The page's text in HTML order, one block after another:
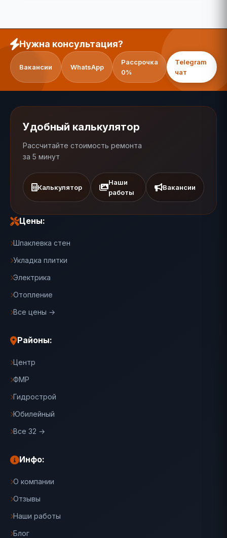
Нужна консультация?
Вакансии WhatsApp
Рассрочка
0%
Telegram
чат
Удобный калькулятор
Рассчитайте стоимость ремонта
за 5 минут
Калькулятор
Наши
работы
Вакансии
Цены:
Шпаклевка стен
Укладка плитки
Электрика
Отопление
Все цены →
Районы:
Центр
ФМР
Гидрострой
Юбилейный
Все 32 →
Инфо:
О компании
Отзывы
Наши работы
Блог